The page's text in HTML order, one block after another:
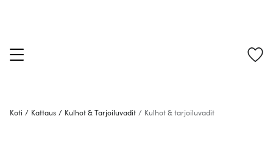
Koti / Kattaus / Kulhot & Tarjoiluvadit / Kulhot & tarjoiluvadit